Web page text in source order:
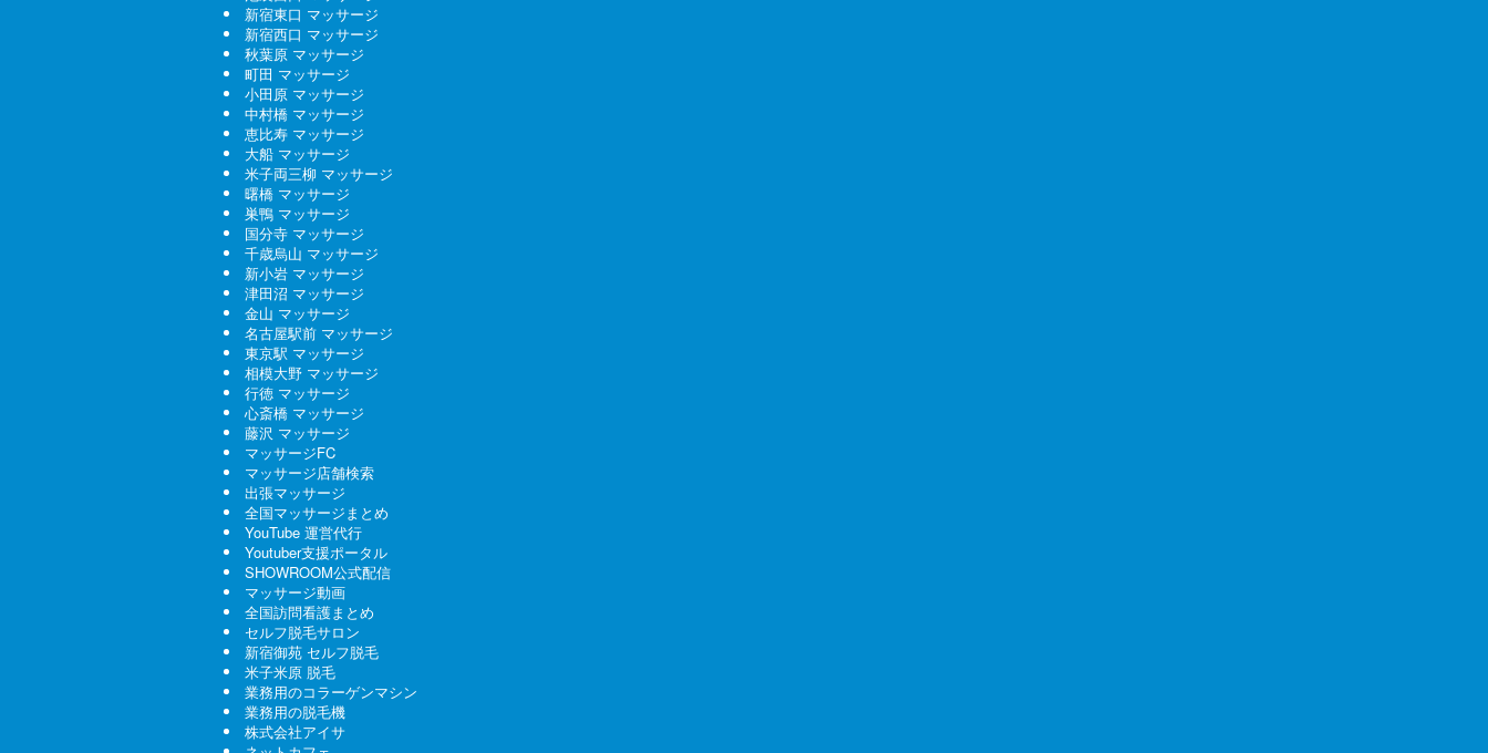
新宿東口 マッサージ
新宿西口 マッサージ
秋葉原 マッサージ
町田 マッサージ
小田原 マッサージ
中村橋 マッサージ
恵比寿 マッサージ
大船 マッサージ
米子両三柳 マッサージ
曙橋 マッサージ
巣鴨 マッサージ
国分寺 マッサージ
千歳烏山 マッサージ
新小岩 マッサージ
津田沼 マッサージ
金山 マッサージ
名古屋駅前 マッサージ
東京駅 マッサージ
相模大野 マッサージ
行徳 マッサージ
心斎橋 マッサージ
藤沢 マッサージ
マッサージFC
マッサージ店舗検索
出張マッサージ
全国マッサージまとめ
YouTube 運営代行
Youtuber支援ポータル
SHOWROOM公式配信
マッサージ動画
全国訪問看護まとめ
セルフ脱毛サロン
新宿御苑 セルフ脱毛
米子米原 脱毛
業務用のコラーゲンマシン
業務用の脱毛機
株式会社アイサ